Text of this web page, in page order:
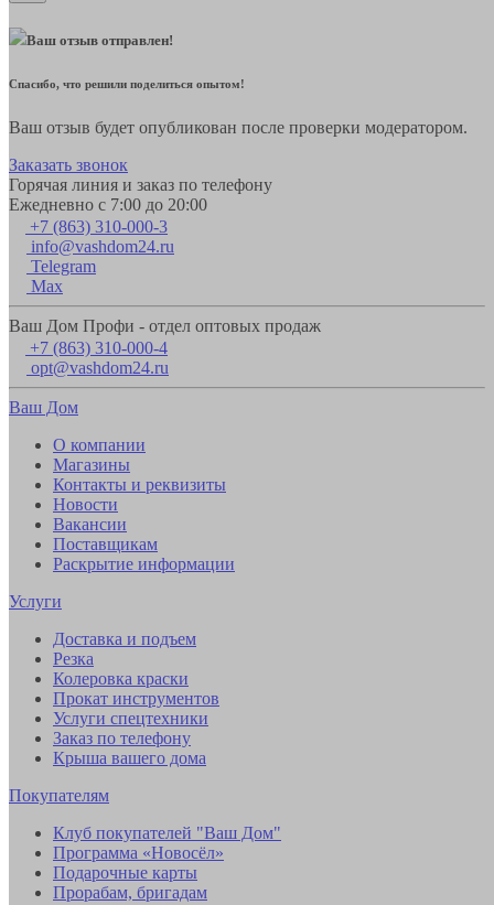
Ваш отзыв отправлен!
Спасибо, что решили поделиться опытом!
Ваш отзыв будет опубликован после проверки модератором.
Заказать звонок
Горячая линия и заказ по телефону
Ежедневно с 7:00 до 20:00
+7 (863) 310-000-3
info@vashdom24.ru
Telegram
Max
Ваш Дом Профи - отдел оптовых продаж
+7 (863) 310-000-4
opt@vashdom24.ru
Ваш Дом
О компании
Магазины
Контакты и реквизиты
Новости
Вакансии
Поставщикам
Раскрытие информации
Услуги
Доставка и подъем
Резка
Колеровка краски
Прокат инструментов
Услуги спецтехники
Заказ по телефону
Крыша вашего дома
Покупателям
Клуб покупателей "Ваш Дом"
Программа «Новосёл»
Подарочные карты
Прорабам, бригадам